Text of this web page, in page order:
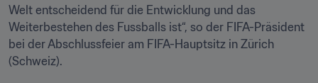
Welt entscheidend für die Entwicklung und das
Weiterbestehen des Fussballs ist“, so der FIFA-Präsident
bei der Abschlussfeier am FIFA-Hauptsitz in Zürich
(Schweiz).